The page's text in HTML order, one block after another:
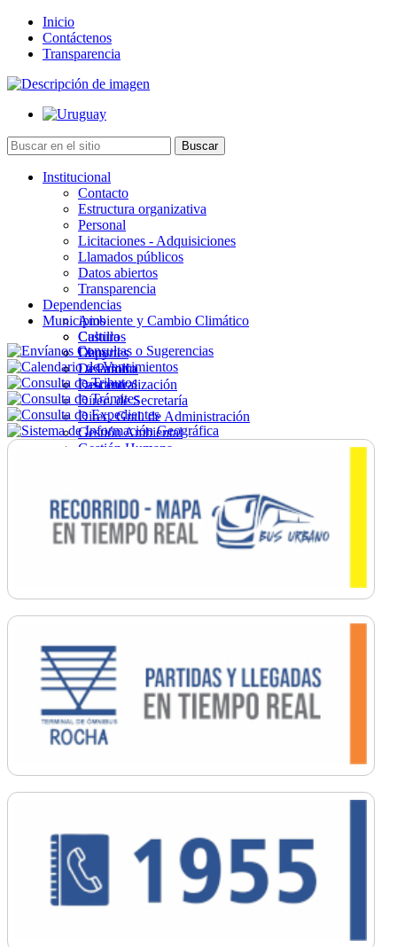
Inicio
Contáctenos
Transparencia
Institucional
Contacto
Estructura organizativa
Personal
Licitaciones - Adquisiciones
Llamados públicos
Datos abiertos
Transparencia
Dependencias
Ambiente y Cambio Climático
Cultura
Deportes
Desarrollo
Descentralización
Direc. de Secretaría
Direc. Gral. de Administración
Gestión Ambiental
Gestión Humana
Ordenamiento
Promoción Social
Salud
Secretaría General
Municipios
Castillos
Chuy
La Paloma
Lascano